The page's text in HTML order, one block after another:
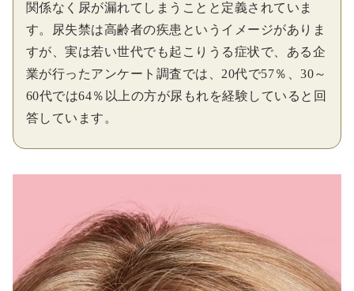
関係なく尿が漏れてしまうことと定義されていま
す。尿失禁は高齢者の疾患というイメージがありま
すが、実は若い世代でも起こりうる症状で、ある企
業が行ったアンケート調査では、20代で57％、30～
60代では64％以上の方が尿もれを経験していると回
答しています。